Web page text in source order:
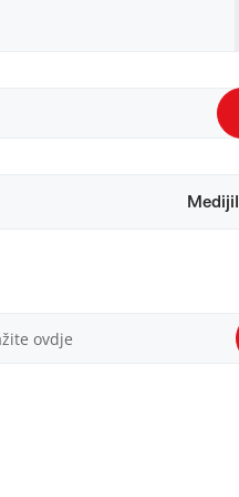
Mediji